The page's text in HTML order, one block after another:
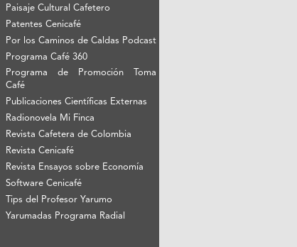
Paisaje Cultural Cafetero
Patentes Cenicafé
Por los Caminos de Caldas Podcast
Programa Café 360
Programa de Promoción Toma
Café
Publicaciones Científicas Externas
Radionovela Mi Finca
Revista Cafetera de Colombia
Revista Cenicafé
Revista Ensayos sobre Economía
Software Cenicafé
Tips del Profesor Yarumo
Yarumadas Programa Radial